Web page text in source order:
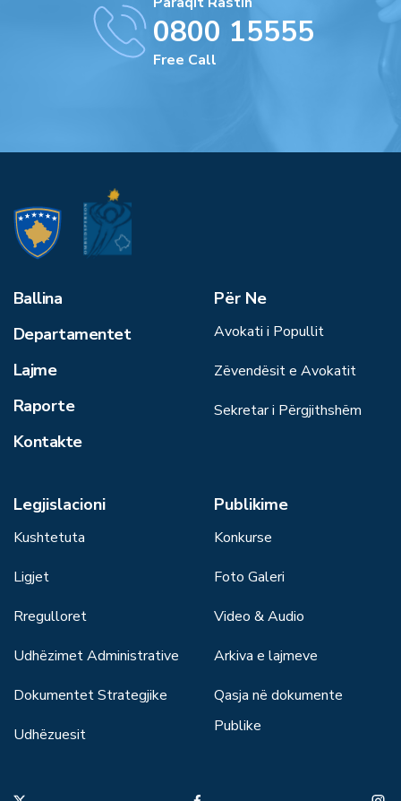
0800 15555
Free Call
Ballina
Departamentet
Lajme
Raporte
Kontakte
Për Ne
Avokati i Popullit
Zëvendësit e Avokatit
Sekretar i Përgjithshëm
Legjislacioni
Kushtetuta
Ligjet
Rregulloret
Udhëzimet Administrative
Dokumentet Strategjike
Udhëzuesit
Publikime
Konkurse
Foto Galeri
Video & Audio
Arkiva e lajmeve
Qasja në dokumente
Publike